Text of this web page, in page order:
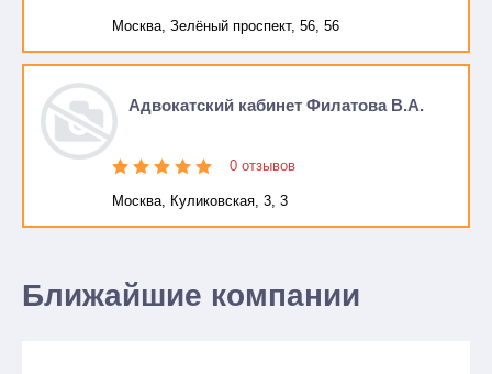
Москва, Зелёный проспект, 56, 56
Адвокатский кабинет Филатова В.А.
0 отзывов
Москва, Куликовская, 3, 3
Ближайшие компании